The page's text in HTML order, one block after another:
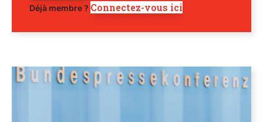
Déjà membre ? Connectez-vous ici